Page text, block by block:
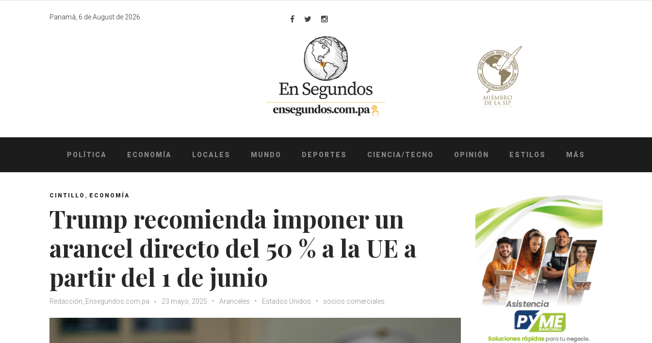
Panamá, 6 de August de 2026.
Facebook
TwitterInstagram
POLÍTICA ECONOMÍA LOCALES MUNDO DEPORTES CIENCIA/TECNO OPINIÓN ESTILOS MÁS
CINTILLO , ECONOMÍA
Trump recomienda imponer un
arancel directo del 50 % a la UE a
partir del 1 de junio
Redacción, Ensegundos.com.pa 23 mayo, 2025 Aranceles Estados Unidos socios comerciales